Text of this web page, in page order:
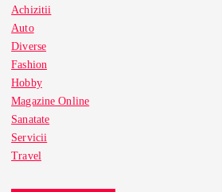
Achizitii
Auto
Diverse
Fashion
Hobby
Magazine Online
Sanatate
Servicii
Travel